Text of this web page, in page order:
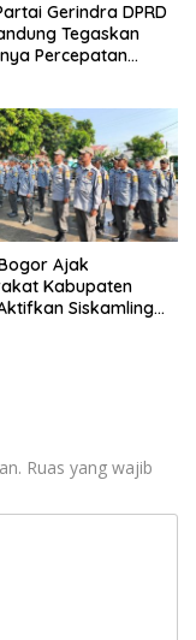
Gerindra DPRD
Tegaskan
Percepatan
Ajak
Kabupaten
Siskamling
Ruas yang wajib